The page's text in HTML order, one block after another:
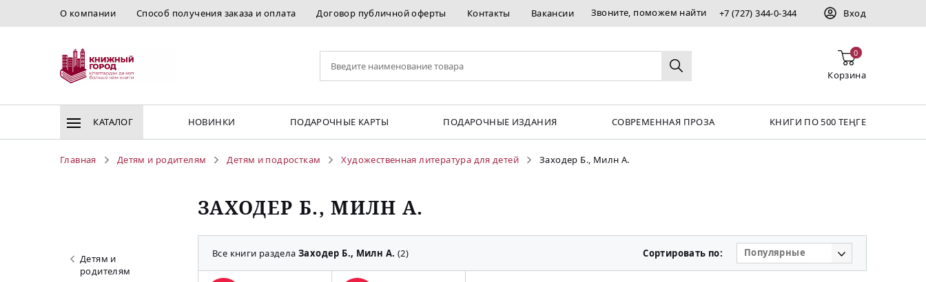
О компании Способ получения заказа и оплата Договор публичной оферты Контакты Вакансии Звоните, поможем найти +7 (727) 344-0-344 Вход
0
Корзина
КАТАЛОГ НОВИНКИ ПОДАРОЧНЫЕ КАРТЫ ПОДАРОЧНЫЕ ИЗДАНИЯ СОВРЕМЕННАЯ ПРОЗА КНИГИ ПО 500 ТЕҢГЕ
Главная Детям и родителям Детям и подросткам Художественная литература для детей Заходер Б., Милн А.
ЗАХОДЕР Б., МИЛН А.
Детям и
родителям
Все книги разделаЗаходер Б., Милн А. (2) Сортировать по: Популярные